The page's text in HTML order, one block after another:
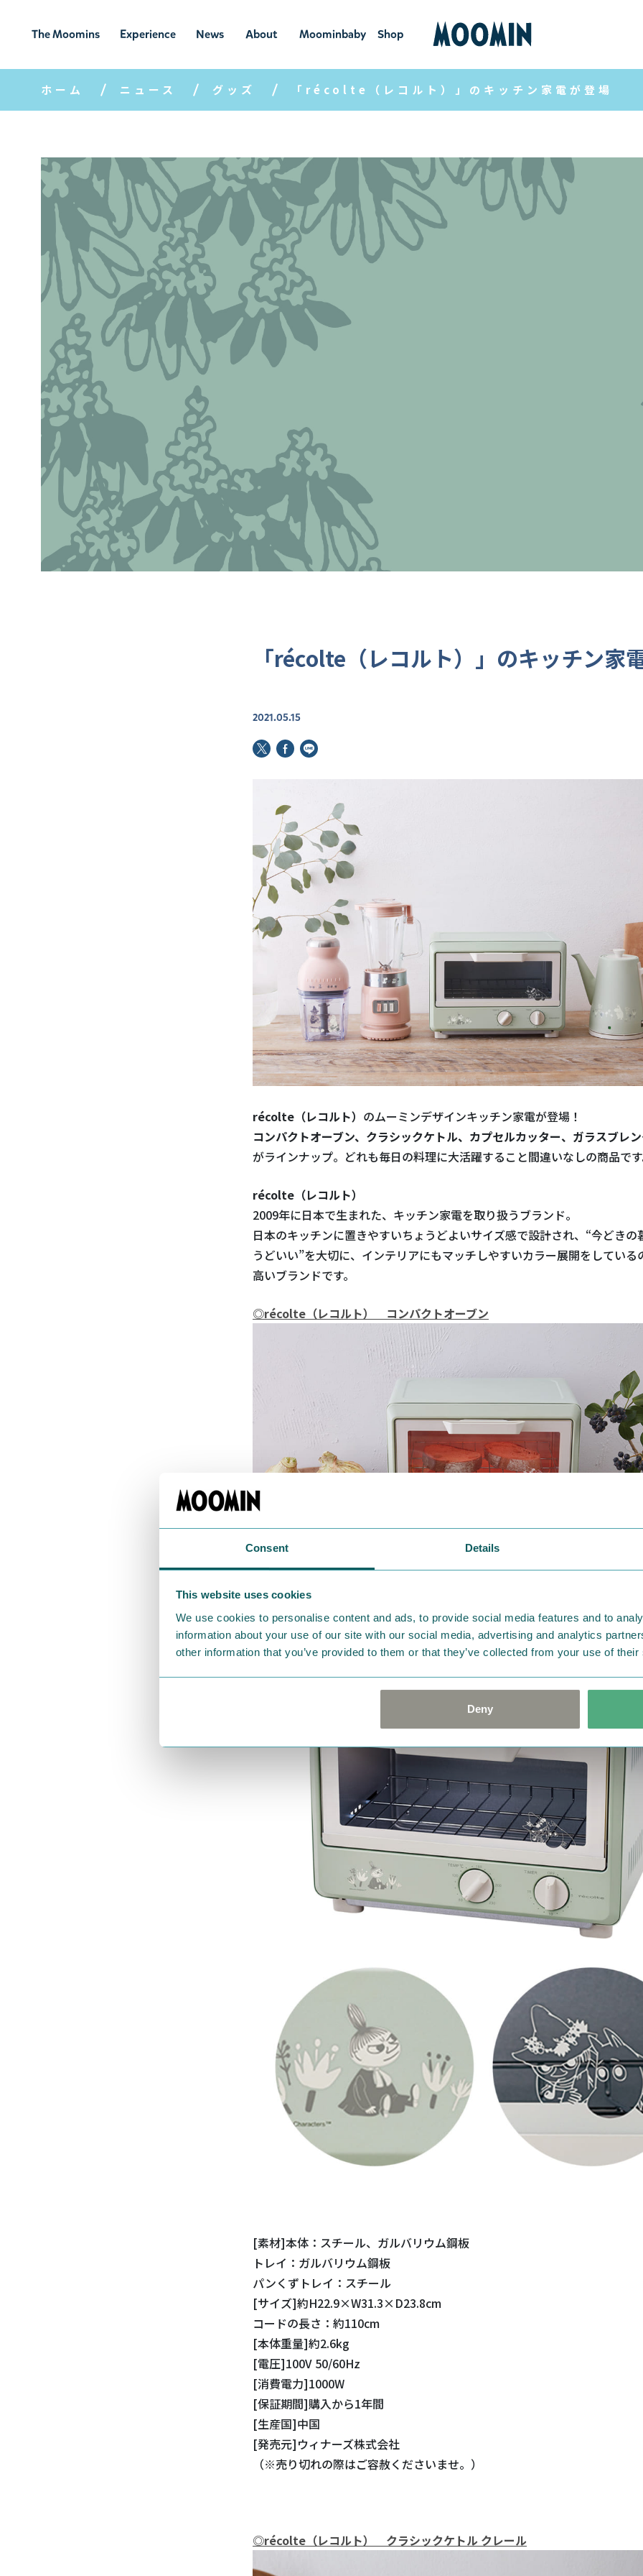
Consent Details
This website uses cookies
We use cookies to personalise content and ads, to provide social media features and to
information about your use of our site with our social media, advertising and analytics
other information that you’ve provided to them or that they’ve collected from your use of
Deny
The Moomins
ムーミンの
世界
Experience
ムーミンの世
界を楽しむ
News
ニュ
ース
About
ムーミン
について
Moominbaby
ムーミンベ
ビー
Shop
ショ
ップ
ホーム ニュース グッズ 「récolte（レコルト）」のキッチン家電が登場
「récolte（レコルト）」のキッチン家
2021.05.15
récolte（レコルト） のムーミンデザインキッチン家電が登場！
コンパクトオーブン、クラシックケトル、カプセルカッター、ガラスブレ
がラインナップ。どれも毎日の料理に大活躍すること間違いなしの商品で
récolte（レコルト）
2009年に日本で生まれた、キッチン家電を取り扱うブランド。
日本のキッチンに置きやすいちょうどよいサイズ感で設計され、“今どきの
うどいい”を大切に、インテリアにもマッチしやすいカラー展開をしている
高いブランドです。
◎récolte（レコルト） コンパクトオーブン
[素材]本体：スチール、ガルバリウム鋼板
トレイ：ガルバリウム鋼板
パンくずトレイ：スチール
[サイズ]約H22.9×W31.3×D23.8cm
コードの長さ：約110cm
[本体重量]約2.6kg
[電圧]100V 50/60Hz
[消費電力]1000W
[保証期間]購入から1年間
[生産国]中国
[発売元]ウィナーズ株式会社
（※売り切れの際はご容赦くださいませ。）
◎récolte（レコルト） クラシックケトル クレール